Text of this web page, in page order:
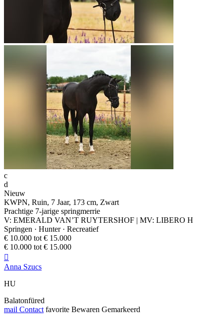
c
d
Nieuw
KWPN, Ruin, 7 Jaar, 173 cm, Zwart
Prachtige 7-jarige springmerrie
V: EMERALD VAN’T RUYTERSHOF | MV: LIBERO H
Springen · Hunter · Recreatief
€ 10.000 tot € 15.000
€ 10.000 tot € 15.000

Anna Szucs
HU
Balatonfüred
mail Contact favorite Bewaren Gemarkeerd